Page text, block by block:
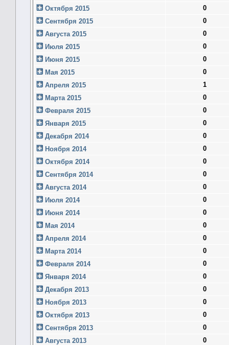
Октября 2015
0
Сентября 2015
0
Августа 2015
0
Июля 2015
0
Июня 2015
0
Мая 2015
0
Апреля 2015
1
Марта 2015
0
Февраля 2015
0
Января 2015
0
Декабря 2014
0
Ноября 2014
0
Октября 2014
0
Сентября 2014
0
Августа 2014
0
Июля 2014
0
Июня 2014
0
Мая 2014
0
Апреля 2014
0
Марта 2014
0
Февраля 2014
0
Января 2014
0
Декабря 2013
0
Ноября 2013
0
Октября 2013
0
Сентября 2013
0
Августа 2013
0